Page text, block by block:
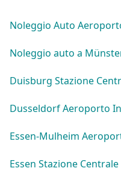
Noleggio Auto
Noleggio auto a
Duisburg Stazione
Dusseldorf Aeroporto
Essen-Mulheim
Essen Stazione Centrale